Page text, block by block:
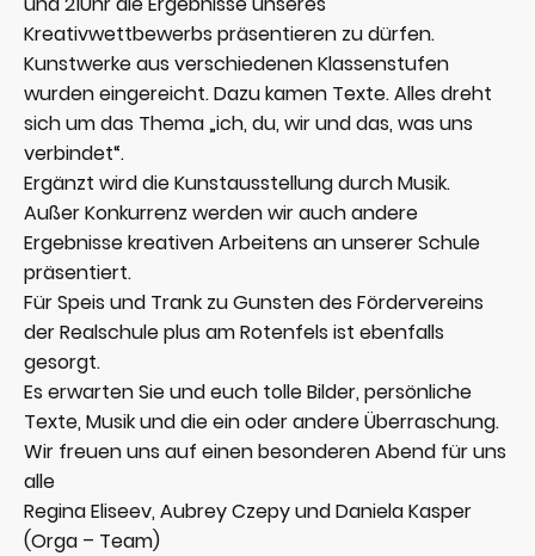
Kreativwettbewerbs präsentieren zu dürfen.
Kunstwerke aus verschiedenen Klassenstufen
wurden eingereicht. Dazu kamen Texte. Alles dreht
sich um das Thema „ich, du, wir und das, was uns
verbindet“.
Ergänzt wird die Kunstausstellung durch Musik.
Außer Konkurrenz werden wir auch andere
Ergebnisse kreativen Arbeitens an unserer Schule
präsentiert.
Für Speis und Trank zu Gunsten des Fördervereins
der Realschule plus am Rotenfels ist ebenfalls
gesorgt.
Es erwarten Sie und euch tolle Bilder, persönliche
Texte, Musik und die ein oder andere Überraschung.
Wir freuen uns auf einen besonderen Abend für uns
alle
Regina Eliseev, Aubrey Czepy und Daniela Kasper
(Orga – Team)